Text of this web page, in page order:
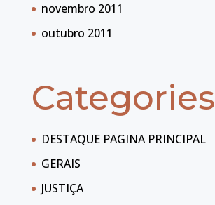
novembro 2011
outubro 2011
Categories
DESTAQUE PAGINA PRINCIPAL
GERAIS
JUSTIÇA